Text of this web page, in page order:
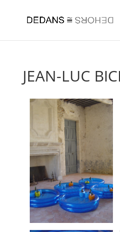
JEAN-LUC